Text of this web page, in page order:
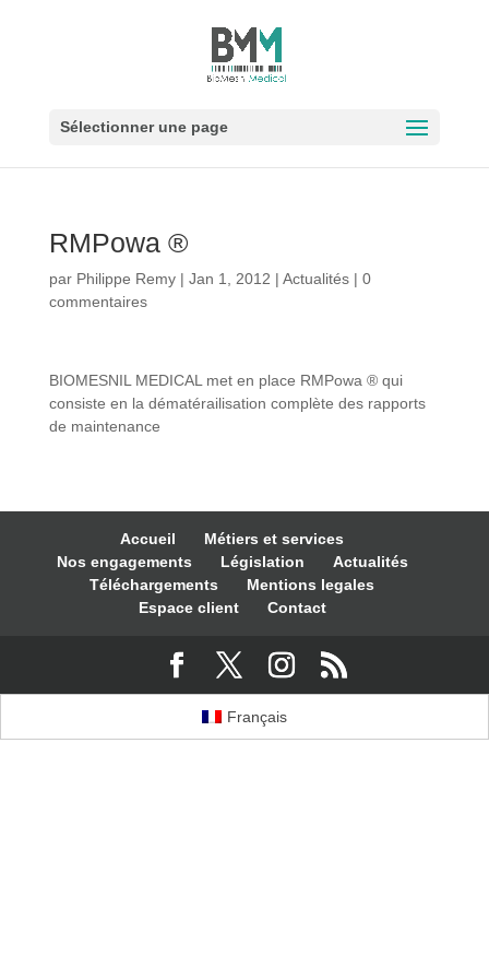
Sélectionner une page
RMPowa ®
par Philippe Remy| Jan 1, 2012 | Actualités| 0
commentaires
BIOMESNIL MEDICAL met en place RMPowa ® qui
consiste en la dématérailisation complète des rapports
de maintenance
Accueil
Métiers et services
Nos engagements
Législation
Actualités
Téléchargements
Mentions legales
Espace client
Contact
Français